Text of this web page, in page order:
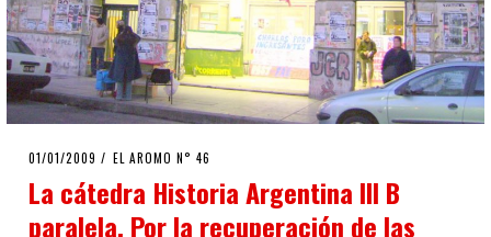
POSTED
01/01/2009 25/03/2020
EL AROMO N° 46
La cátedra Historia Argentina III B
paralela. Por la recuperación de las